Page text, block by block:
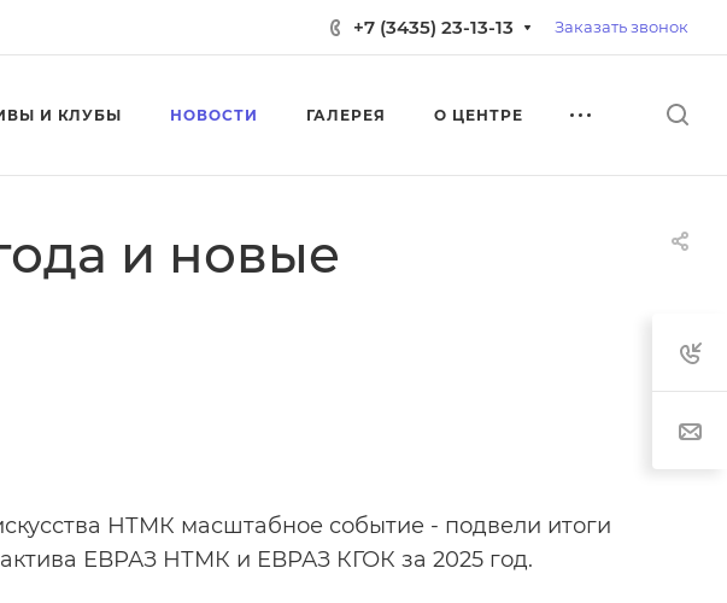
+7 (3435) 23-13-13 Заказать звонок
И КЛУБЫ НОВОСТИ ГАЛЕРЕЯ О ЦЕНТРЕ
и новые
НТМК масштабное событие - подвели итоги
ЕВРАЗ НТМК и ЕВРАЗ КГОК за 2025 год.